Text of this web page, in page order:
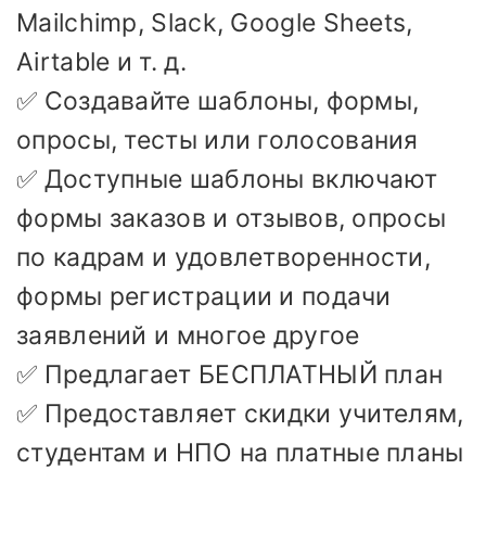
Mailchimp, Slack, Google Sheets,
Airtable и т. д.
✅ Создавайте шаблоны, формы,
опросы, тесты или голосования
✅ Доступные шаблоны включают
формы заказов и отзывов, опросы
по кадрам и удовлетворенности,
формы регистрации и подачи
заявлений и многое другое
✅ Предлагает БЕСПЛАТНЫЙ план
✅ Предоставляет скидки учителям,
студентам и НПО на платные планы